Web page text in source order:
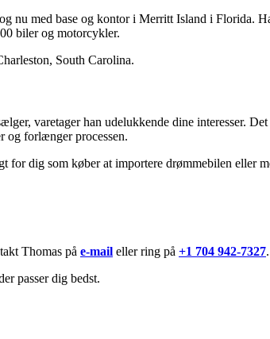
nu med base og kontor i Merritt Island i
biler og motorcykler.
South Carolina.
varetager han udelukkende dine interesser.
og forlænger processen.
for dig som køber at importere drømmebilen eller
Thomas på e-mail eller ring på +1 704 942-7327.
passer dig bedst.